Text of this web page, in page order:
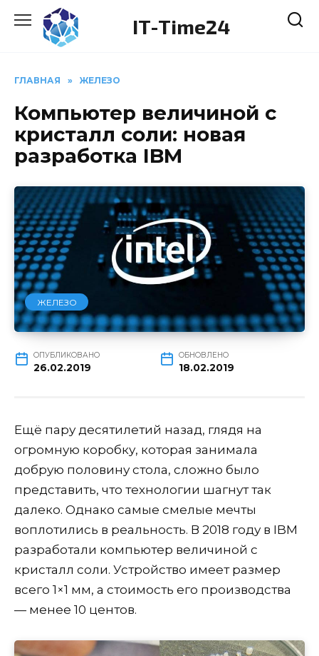
Перейти
содержанию
IT-Time24
ГЛАВНАЯ » ЖЕЛЕЗО
Компьютер величиной с
кристалл соли: новая
разработка IBM
ЖЕЛЕЗО
ОПУБЛИКОВАНО
26.02.2019
ОБНОВЛЕНО
18.02.2019
Ещё пару десятилетий назад, глядя на
огромную коробку, которая занимала
добрую половину стола, сложно было
представить, что технологии шагнут так
далеко. Однако самые смелые мечты
воплотились в реальность. В 2018 году в IBM
разработали компьютер величиной с
кристалл соли. Устройство имеет размер
всего 1×1 мм, а стоимость его производства
— менее 10 центов.